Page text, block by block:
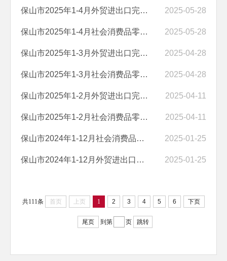
保山市2025年1-4月外贸进出口完成情况 2025-05-28
保山市2025年1-4月社会消费品零售总额完成情况 2025-05-28
保山市2025年1-3月外贸进出口完成情况 2025-04-28
保山市2025年1-3月社会消费品零售总额完成情况 2025-04-28
保山市2025年1-2月外贸进出口完成情况 2025-04-11
保山市2025年1-2月社会消费品零售总额完成情况 2025-04-11
保山市2024年1-12月社会消费品零售总额完成情况 2025-01-25
保山市2024年1-12月外贸进出口完成情况 2025-01-25
共111条 首页 上页 1 2 3 4 5 6 下页
尾页 到第 页 跳转